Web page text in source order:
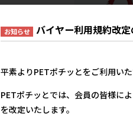
ハーネス M レッド
お知らせ バイヤー利用規約改
平素よりPETポチッとをご利用い
PETポチッとでは、会員の皆様に
を改定いたします。